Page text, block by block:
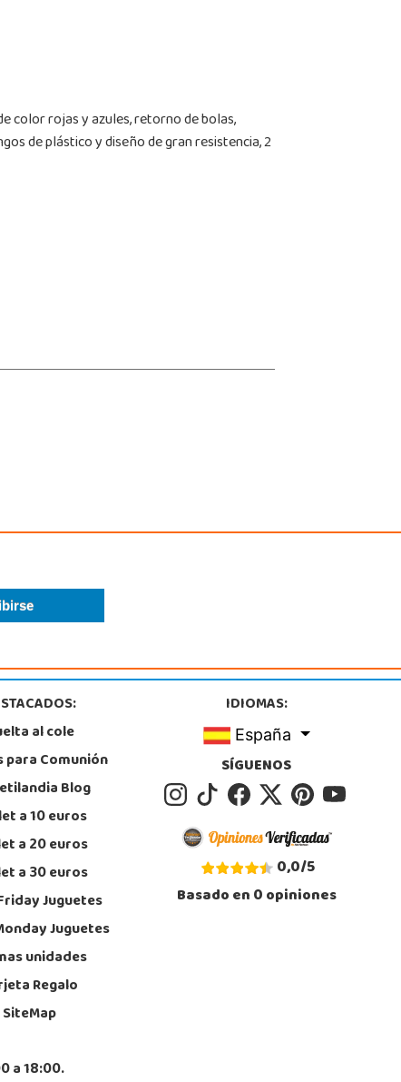
color rojas y azules, retorno de bolas,
de plástico y diseño de gran resistencia, 2
al cole
para Comunión
Blog
a 10 euros
a 20 euros
a 30 euros
Juguetes
Juguetes
unidades
Regalo
SiteMap
IDIOMAS:
España
SÍGUENOS
0,0/5
Basado en0opiniones
a 18:00.